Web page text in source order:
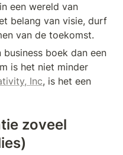
een wereld van
belang van visie, durf
van de toekomst.
boek dan een
is het niet minder
Inc, is het een
zoveel